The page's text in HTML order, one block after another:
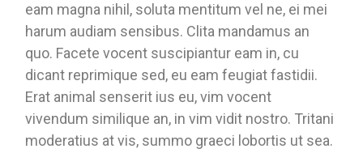
eam magna nihil, soluta mentitum vel ne, ei mei
harum audiam sensibus. Clita mandamus an
quo. Facete vocent suscipiantur eam in, cu
dicant reprimique sed, eu eam feugiat fastidii.
Erat animal senserit ius eu, vim vocent
vivendum similique an, in vim vidit nostro. Tritani
moderatius at vis, summo graeci lobortis ut sea.